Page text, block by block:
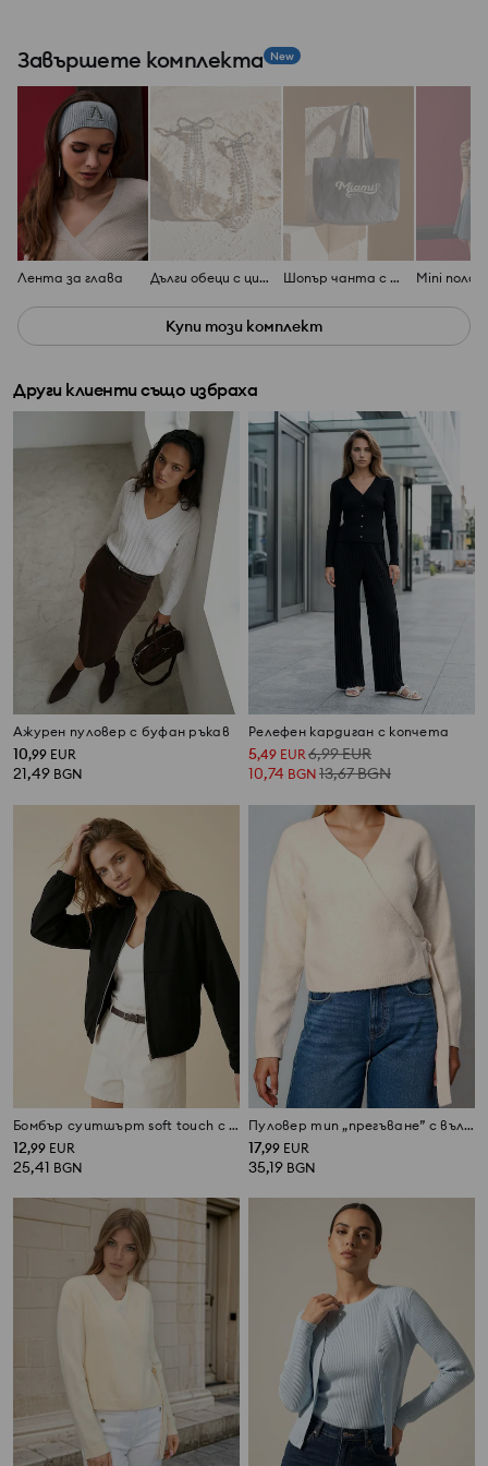
Завършете комплекта New
Лента за глава Дълги обеци с цирконий Шопър чанта с текст Miami Mini пола
Купи този комплект
Други клиенти също избраха
Ажурен пуловер с буфан ръкав
10,99 EUR
21,49 BGN
Релефен кардиган с копчета
5,49 EUR6,99EUR
10,74 BGN 13,67BGN
Бомбър суитшърт soft touch с вискоза
12,99 EUR
25,41 BGN
Пуловер тип „прегъване” с вълнена смес
17,99 EUR
35,19 BGN